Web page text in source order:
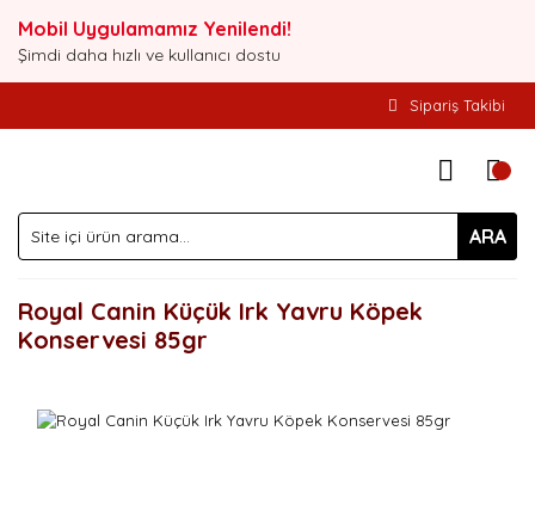
Mobil Uygulamamız Yenilendi!
Şimdi daha hızlı ve kullanıcı dostu
Sipariş Takibi
ARA
Royal Canin Küçük Irk Yavru Köpek
Konservesi 85gr